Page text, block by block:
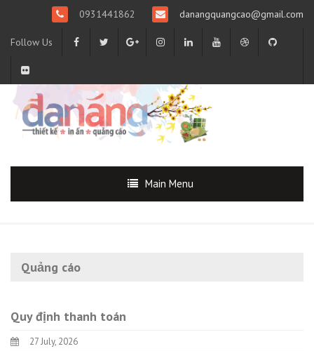
0931441862 danangquangcao@gmail.com
Follow Us
Main Menu
Quảng cáo
Quy định thanh toán
27 July, 2026